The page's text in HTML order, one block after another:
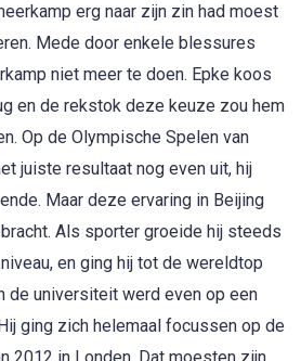
erg naar zijn zin had moest
Mede door enkele blessures
niet meer te doen. Epke koos
en de rekstok deze keuze zou hem
Op de Olympische Spelen van
juiste resultaat nog even uit, hij
Maar deze ervaring in Beijing
Als sporter groeide hij steeds
en ging hij tot de wereldtop
de universiteit werd even op een
ging zich helemaal focussen op de